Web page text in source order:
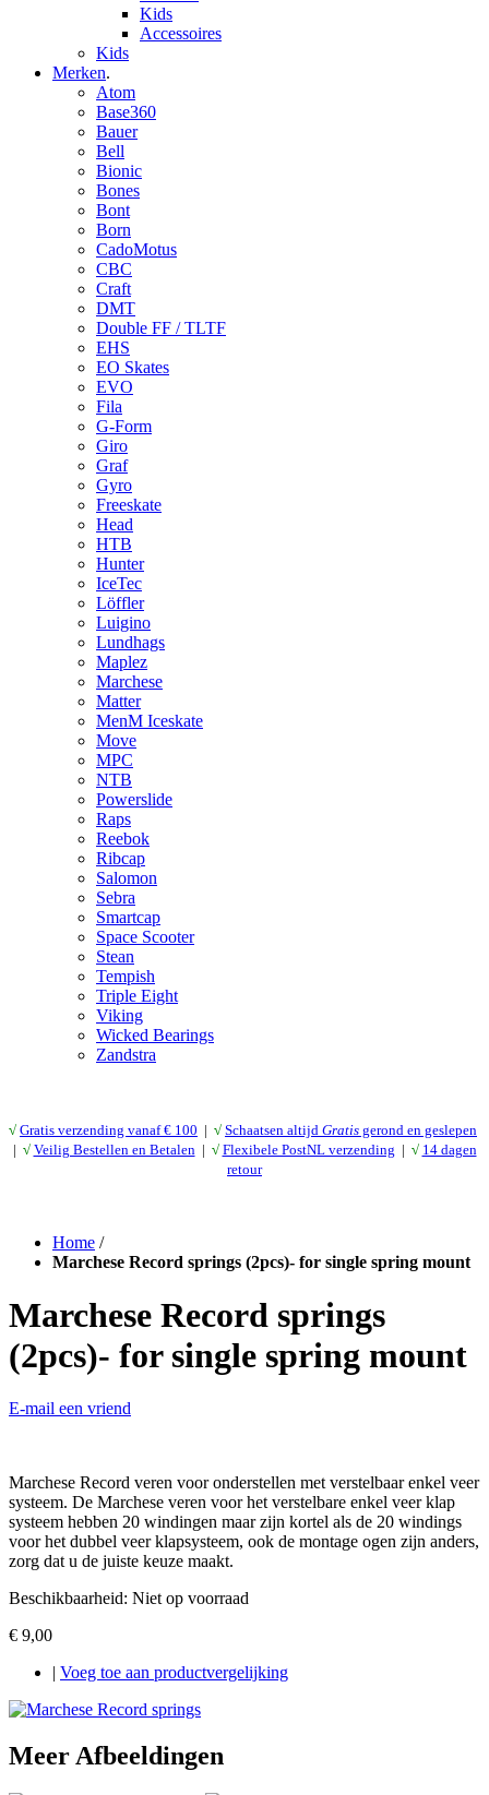
Kids
Accessoires
Kids
Merken.
Atom
Base360
Bauer
Bell
Bionic
Bones
Bont
Born
CadoMotus
CBC
Craft
DMT
Double FF / TLTF
EHS
EO Skates
EVO
Fila
G-Form
Giro
Graf
Gyro
Freeskate
Head
HTB
Hunter
IceTec
Löffler
Luigino
Lundhags
Maplez
Marchese
Matter
MenM Iceskate
Move
MPC
NTB
Powerslide
Raps
Reebok
Ribcap
Salomon
Sebra
Smartcap
Space Scooter
Stean
Tempish
Triple Eight
Viking
Wicked Bearings
Zandstra
√ Gratis verzending vanaf € 100 | √ Schaatsen altijd Gratis gerond en geslepen
| √ Veilig Bestellen en Betalen | √ Flexibele PostNL verzending | √ 14 dagen
retour
Home /
Marchese Record springs (2pcs)- for single spring mount
Marchese Record springs
(2pcs)- for single spring mount
E-mail een vriend
Marchese Record veren voor onderstellen met verstelbaar enkel veer
systeem. De Marchese veren voor het verstelbare enkel veer klap
systeem hebben 20 windingen maar zijn kortel als de 20 windings
voor het dubbel veer klapsysteem, ook de montage ogen zijn anders,
zorg dat u de juiste keuze maakt.
Beschikbaarheid: Niet op voorraad
€ 9,00
Voeg toe aan productvergelijking
Meer Afbeeldingen